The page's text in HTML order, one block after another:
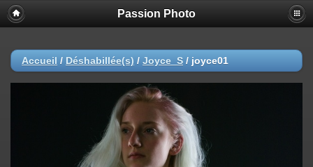
Passion Photo
Accueil / Déshabillée(s) / Joyce_S / joyce01